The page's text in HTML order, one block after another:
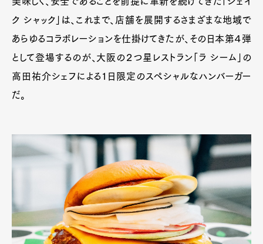
ク シャック」は、これまで、店舗を展開するさまざまな地域で
あらゆるコラボレーションを仕掛けてきたが、その日本第４弾
として登場するのが、大阪の２つ星レストラン「ラ シーム」の
高田祐介シェフによる1日限定のスペシャルなハンバーガー
だ。